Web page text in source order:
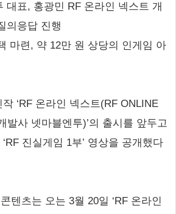
대표, 홍광민 RF 온라인 넥스트 개
의응답 진행
마련, 약 12만 원 상당의 인게임 아
‘RF 온라인 넥스트(RF ONLINE
발사 넷마블엔투)’의 출시를 앞두고
진실게임 1부’ 영상을 공개했다
텐츠는 오는 3월 20일 ‘RF 온라인